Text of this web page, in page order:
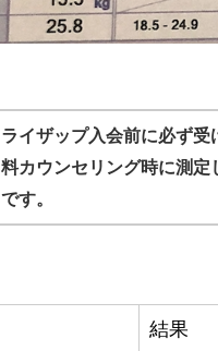
ライザップ入会前に必ず受
料カウンセリング時に測定
です。
結果